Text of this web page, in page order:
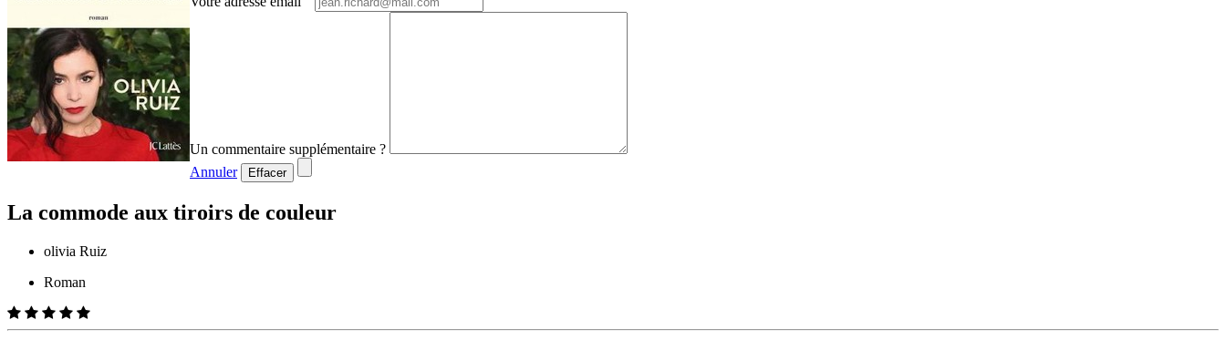
Un commentaire supplémentaire ?
Annuler
Effacer
La commode aux tiroirs de couleur
olivia Ruiz
Roman